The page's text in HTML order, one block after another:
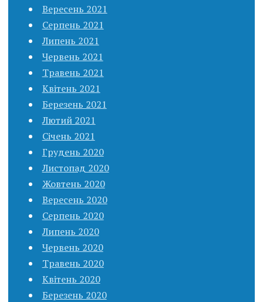
Вересень 2021
Серпень 2021
Липень 2021
Червень 2021
Травень 2021
Квітень 2021
Березень 2021
Лютий 2021
Січень 2021
Грудень 2020
Листопад 2020
Жовтень 2020
Вересень 2020
Серпень 2020
Липень 2020
Червень 2020
Травень 2020
Квітень 2020
Березень 2020